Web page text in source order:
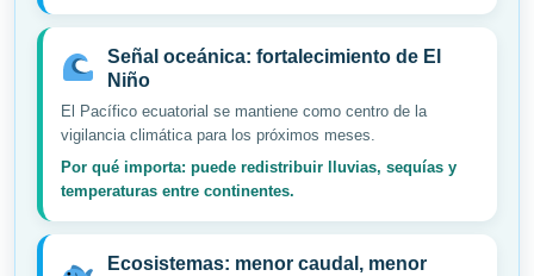
Señal oceánica: fortalecimiento de El
Niño
El Pacífico ecuatorial se mantiene como centro de la
vigilancia climática para los próximos meses.
Por qué importa: puede redistribuir lluvias, sequías y
temperaturas entre continentes.
Ecosistemas: menor caudal, menor